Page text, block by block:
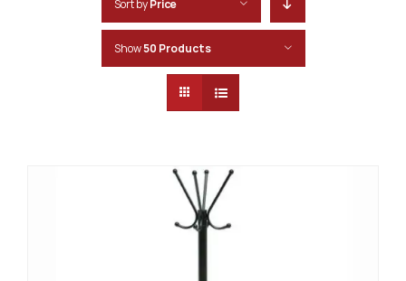
Sort byPrice
Show50 Products